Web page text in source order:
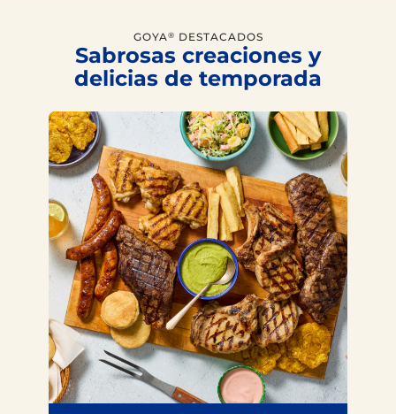
GOYA® DESTACADOS
Sabrosas creaciones y
delicias de temporada